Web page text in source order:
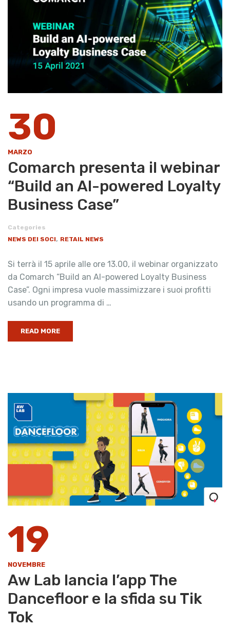
30
MARZO
Comarch presenta il webinar
“Build an AI-powered Loyalty
Business Case”
Categories
NEWS DEI SOCI, RETAIL NEWS
Si terrà il 15 aprile alle ore 13.00, il webinar organizzato
da Comarch “Build an AI-powered Loyalty Business
Case”. Ogni impresa vuole massimizzare i suoi profitti
usando un programma di …
READ MORE
19
NOVEMBRE
Aw Lab lancia l’app The
Dancefloor e la sfida su Tik
Tok